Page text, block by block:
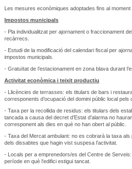
Les mesures econòmiques adoptades fins al
Impostos municipals
- Pla individualitzat per ajornament o fraccionament
recàrrecs.
- Estudi de la modificació del calendari fiscal per
impostos municipals.
- Gratuïtat de l’estacionament en zona blava durant
Activitat econòmica i teixit productiu
- Llicències de terrasses: els titulars de bars i
corresponents d’ocupació del domini públic local pels
- Taxa per la recollida de residus: els titulars dels
tancada a causa del decret d’Estat d’alarma no
corresponent als dies en què no han obert al públic.
- Taxa del Mercat ambulant: no es cobrarà la taxa
dels dissabtes que hagin vist suspesa l’activitat.
- Locals per a emprenedors/es del Centre de
període en què l’edifici estigui tancat.